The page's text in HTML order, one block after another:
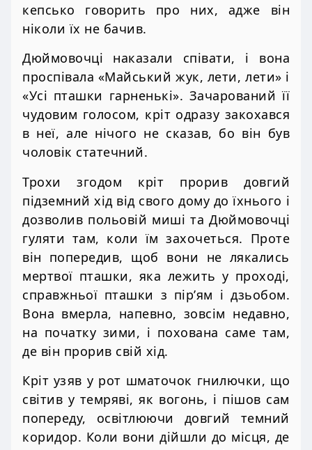
кепсько говорить про них, адже він
ніколи їх не бачив.
Дюймовочці наказали співати, і вона
проспівала «Майський жук, лети, лети» і
«Усі пташки гарненькі». Зачарований її
чудовим голосом, кріт одразу закохався
в неї, але нічого не сказав, бо він був
чоловік статечний.
Трохи згодом кріт прорив довгий
підземний хід від свого дому до їхнього і
дозволив польовій миші та Дюймовочці
гуляти там, коли їм захочеться. Проте
він попередив, щоб вони не лякались
мертвої пташки, яка лежить у проході,
справжньої пташки з пір’ям і дзьобом.
Вона вмерла, напевно, зовсім недавно,
на початку зими, і похована саме там,
де він прорив свій хід.
Кріт узяв у рот шматочок гнилючки, що
світив у темряві, як вогонь, і пішов сам
попереду, освітлюючи довгий темний
коридор. Коли вони дійшли до місця, де